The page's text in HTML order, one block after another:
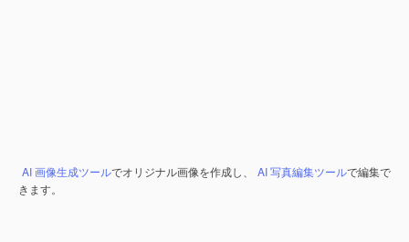
AI 画像生成ツールでオリジナル画像を作成し、 AI 写真編集ツールで編集で
きます。